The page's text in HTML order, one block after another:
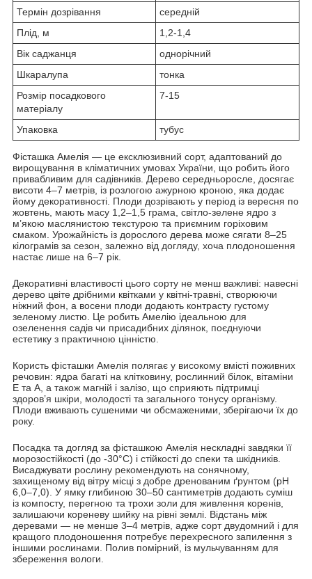
Термін дозрівання
середній
Плід, м
1,2-1,4
Вік саджанця
однорічний
Шкаралупа
тонка
Розмір посадкового
матеріалу
7-15
Упаковка тубус
Фісташка Амелія — це ексклюзивний сорт, адаптований до
вирощування в кліматичних умовах України, що робить його
привабливим для садівників. Дерево середньоросле, досягає
висоти 4–7 метрів, із розлогою ажурною кроною, яка додає
йому декоративності. Плоди дозрівають у період із вересня по
жовтень, мають масу 1,2–1,5 грама, світло-зелене ядро з
м’якою маслянистою текстурою та приємним горіховим
смаком. Урожайність із дорослого дерева може сягати 8–25
кілограмів за сезон, залежно від догляду, хоча плодоношення
настає лише на 6–7 рік.
Декоративні властивості цього сорту не менш важливі: навесні
дерево цвіте дрібними квітками у квітні-травні, створюючи
ніжний фон, а восени плоди додають контрасту густому
зеленому листю. Це робить Амелію ідеальною для
озеленення садів чи присадибних ділянок, поєднуючи
естетику з практичною цінністю.
Користь фісташки Амелія полягає у високому вмісті поживних
речовин: ядра багаті на клітковину, рослинний білок, вітаміни
Е та А, а також магній і залізо, що сприяють підтримці
здоров’я шкіри, молодості та загального тонусу організму.
Плоди вживають сушеними чи обсмаженими, зберігаючи їх до
року.
Посадка та догляд за фісташкою Амелія нескладні завдяки її
морозостійкості (до -30°C) і стійкості до спеки та шкідників.
Висаджувати рослину рекомендують на сонячному,
захищеному від вітру місці з добре дренованим ґрунтом (pH
6,0–7,0). У ямку глибиною 30–50 сантиметрів додають суміш
із компосту, перегною та трохи золи для живлення коренів,
залишаючи кореневу шийку на рівні землі. Відстань між
деревами — не менше 3–4 метрів, адже сорт двудомний і для
кращого плодоношення потребує перехресного запилення з
іншими рослинами. Полив помірний, із мульчуванням для
збереження вологи.